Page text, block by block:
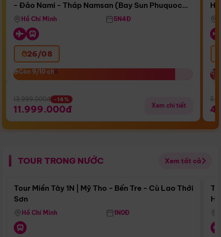
Bay Sun Phuquoc Airways
- Đảo Nami - Tháp Namsan (Bay Sun Phuquoc
Airways)
Hồ Chí Minh 5N4Đ
26/08
Còn 9/10 chỗ
Còn 9/10 chỗ
13.999.000đ -14%
11.999.000đ Xem chi tiết
TOUR TRONG NƯỚC Xem tất cả
Điểm nổi bật
Tour Miền Tây 1N | Mỹ Tho - Bến Tre - Cù Lao Thới
Sơn
Hồ Chí Minh 1N0Đ